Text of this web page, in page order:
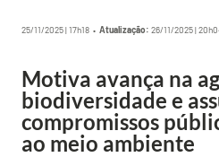
25/11/2025 | 17h18 • Atualização: 26/11/2025 |
Motiva avança na
biodiversidade e
compromissos
ao meio ambiente